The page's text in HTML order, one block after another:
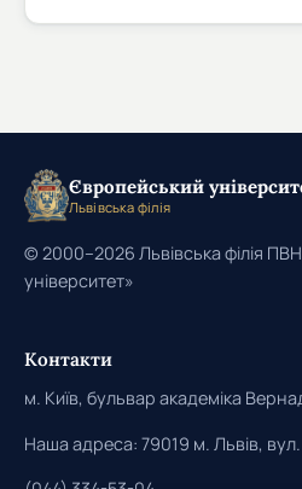
Європейський
Львівська філія
© 2000–2026 Львівська філія
університет»
Контакти
м. Київ, бульвар академіка
Наша адреса: 79019 м. Львів,